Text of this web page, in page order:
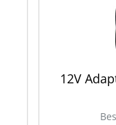
12V